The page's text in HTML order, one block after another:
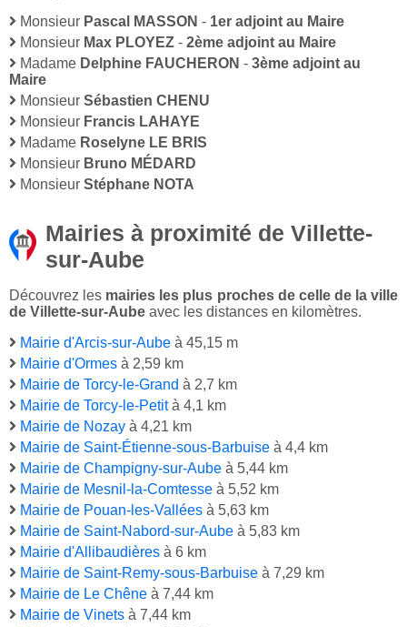
Monsieur Pascal MASSON - 1er adjoint au Maire
Monsieur Max PLOYEZ - 2ème adjoint au Maire
Madame Delphine FAUCHERON - 3ème adjoint au
Maire
Monsieur Sébastien CHENU
Monsieur Francis LAHAYE
Madame Roselyne LE BRIS
Monsieur Bruno MÉDARD
Monsieur Stéphane NOTA
Mairies à proximité de Villette-
sur-Aube
Découvrez les mairies les plus proches de celle de la ville
de Villette-sur-Aube avec les distances en kilomètres.
Mairie d'Arcis-sur-Aube à 45,15 m
Mairie d'Ormes à 2,59 km
Mairie de Torcy-le-Grand à 2,7 km
Mairie de Torcy-le-Petità 4,1 km
Mairie de Nozay à 4,21 km
Mairie de Saint-Étienne-sous-Barbuise à 4,4 km
Mairie de Champigny-sur-Aube à 5,44 km
Mairie de Mesnil-la-Comtesse à 5,52 km
Mairie de Pouan-les-Vallées à 5,63 km
Mairie de Saint-Nabord-sur-Aube à 5,83 km
Mairie d'Allibaudières à 6 km
Mairie de Saint-Remy-sous-Barbuise à 7,29 km
Mairie de Le Chêne à 7,44 km
Mairie de Vinets à 7,44 km